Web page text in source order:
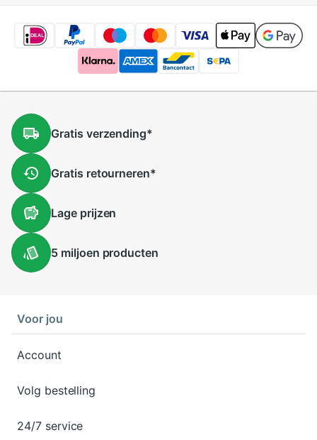
Gratis verzending*
Gratis retourneren*
Lageprijzen
5 miljoen producten
Voor jou
Account
Volg bestelling
24/7 service